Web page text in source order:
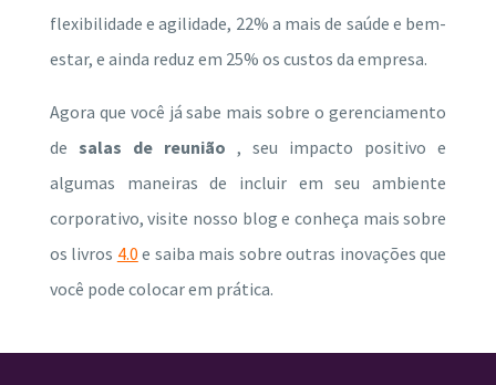
flexibilidade e agilidade, 22% a mais de saúde e bem-
estar, e ainda reduz em 25% os custos da empresa.
Agora que você já sabe mais sobre o gerenciamento
de salas de reunião , seu impacto positivo e
algumas maneiras de incluir em seu ambiente
corporativo, visite nosso blog e conheça mais sobre
os livros 4.0 e saiba mais sobre outras inovações que
você pode colocar em prática.